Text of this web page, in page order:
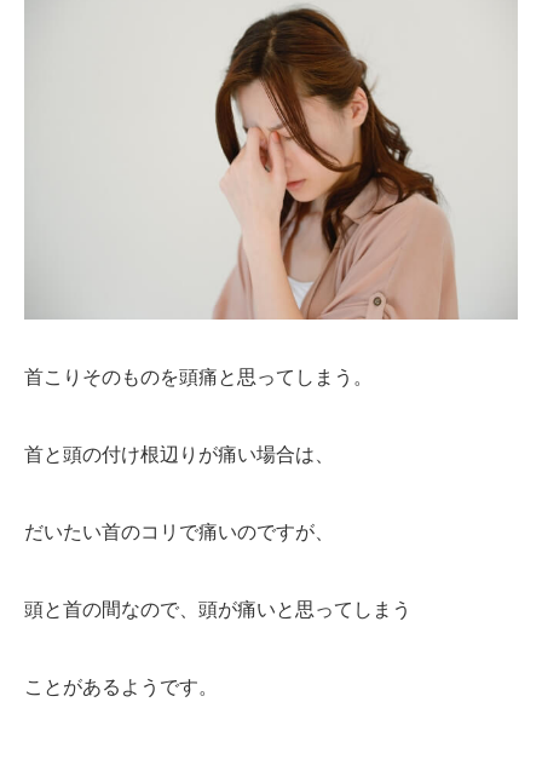
首こりそのものを頭痛と思ってしまう。
首と頭の付け根辺りが痛い場合は、
だいたい首のコリで痛いのですが、
頭と首の間なので、頭が痛いと思ってしまう
ことがあるようです。